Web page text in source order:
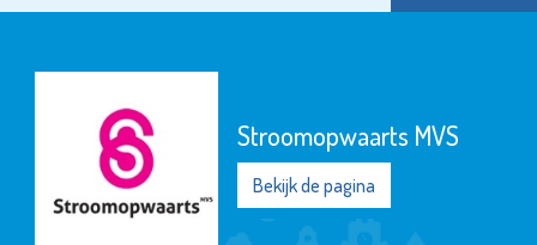
Stroomopwaarts MVS
Bekijk de pagina